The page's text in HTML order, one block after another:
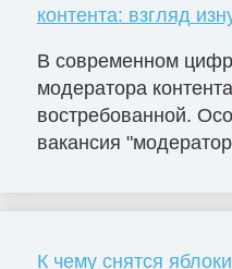
контента: взгляд
В современном
модератора
востребованной.
вакансия
К чему снятся яблоки